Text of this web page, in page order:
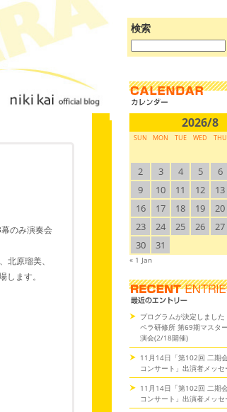
検索
ブ
ロ
検
索:
のみ演奏会
原瑠美、
ます。
2026/8
SUN MON TUE WED THU
2
3 4 5 6
9
10 11 12 13
16
17 18 19 20
23
24 25 26 27
30
31
« 1 Jan
プログラムが決定しました
ペラ研修所 第69期マスタ
演会(2/18開催)
11月14日「第102回 二期
コンサート」出演者メッセ
11月14日「第102回 二期
コンサート」出演者メッセ